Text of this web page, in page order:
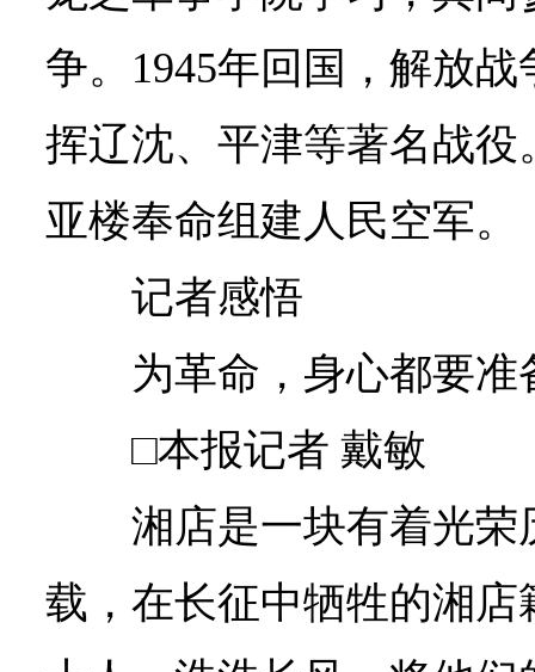
争。1945年回国，解放
挥辽沈、平津等著名战
亚楼奉命组建人民空军。
记者感悟
为革命，身心都要准
□本报记者 戴敏
湘店是一块有着光
载，在长征中牺牲的湘